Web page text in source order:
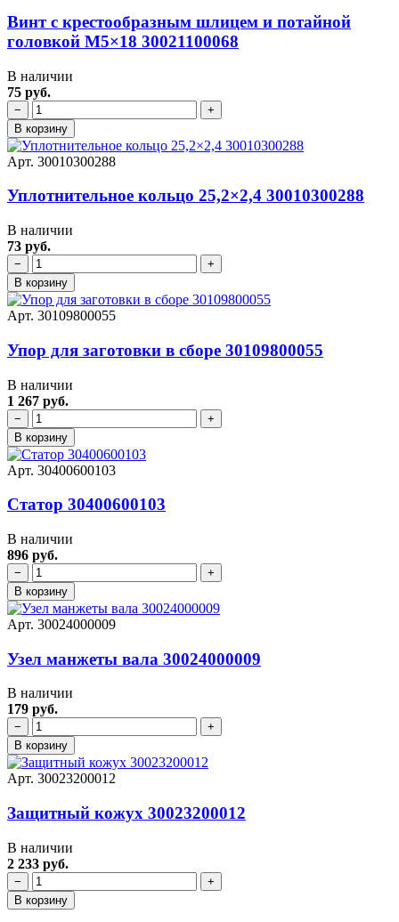
Винт с крестообразным шлицем и потайной
головкой M5×18 30021100068
В наличии
75 руб.
−
+
В корзину
Арт. 30010300288
Уплотнительное кольцо 25,2×2,4 30010300288
В наличии
73 руб.
−
+
В корзину
Арт. 30109800055
Упор для заготовки в сборе 30109800055
В наличии
1 267 руб.
−
+
В корзину
Арт. 30400600103
Статор 30400600103
В наличии
896 руб.
−
+
В корзину
Арт. 30024000009
Узел манжеты вала 30024000009
В наличии
179 руб.
−
+
В корзину
Арт. 30023200012
Защитный кожух 30023200012
В наличии
2 233 руб.
−
+
В корзину